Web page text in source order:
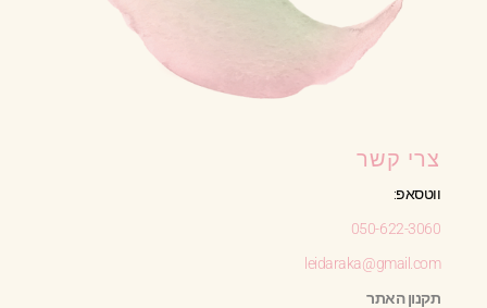
צרי קשר
ווטסאפ:
050-622-3060
leidaraka@gmail.com
תקנון האתר